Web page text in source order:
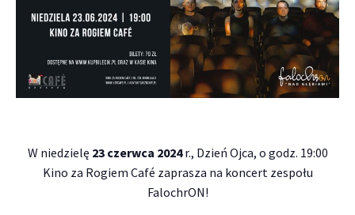
W niedzielę 23 czerwca 2024r., Dzień Ojca, o godz. 19:00
Kino za Rogiem Café zaprasza na koncert zespołu
FalochrON!